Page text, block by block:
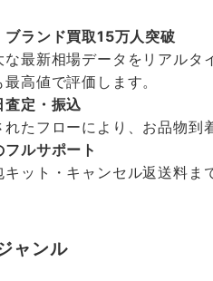
ブランド買取15万人突破
最新相場データをリアルタ
高値で評価します。
査定・振込
たフローにより、お品物到
フルサポート
ット・キャンセル返送料ま
ャンル